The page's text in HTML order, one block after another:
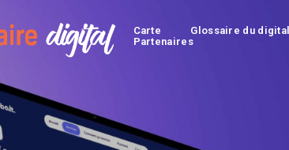
Carte Glossaire du digital
Partenaires